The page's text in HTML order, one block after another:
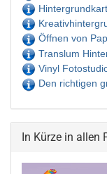
Öffnen von
Translum
Vinyl
Den richtigen
In Kürze in allen